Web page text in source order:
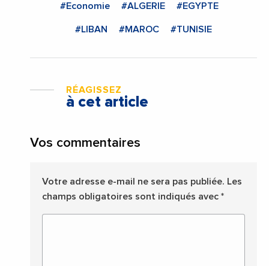
#Economie #ALGERIE #EGYPTE
#LIBAN #MAROC #TUNISIE
RÉAGISSEZ
à cet article
Vos commentaires
Votre adresse e-mail ne sera pas publiée. Les
champs obligatoires sont indiqués avec *